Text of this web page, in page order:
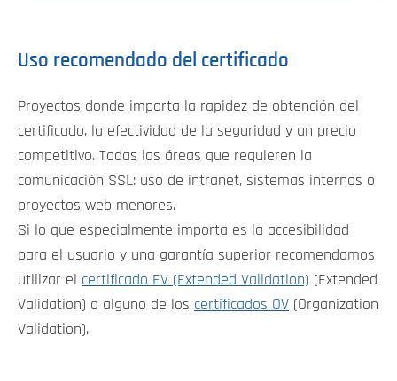
Uso recomendado del certificado
Proyectos donde importa la rapidez de obtención del
certificado, la efectividad de la seguridad y un precio
competitivo. Todas las áreas que requieren la
comunicación SSL: uso de intranet, sistemas internos o
proyectos web menores.
Si lo que especialmente importa es la accesibilidad
para el usuario y una garantía superior recomendamos
utilizar el certificado EV (Extended Validation) (Extended
Validation) o alguno de los certificados OV (Organization
Validation).